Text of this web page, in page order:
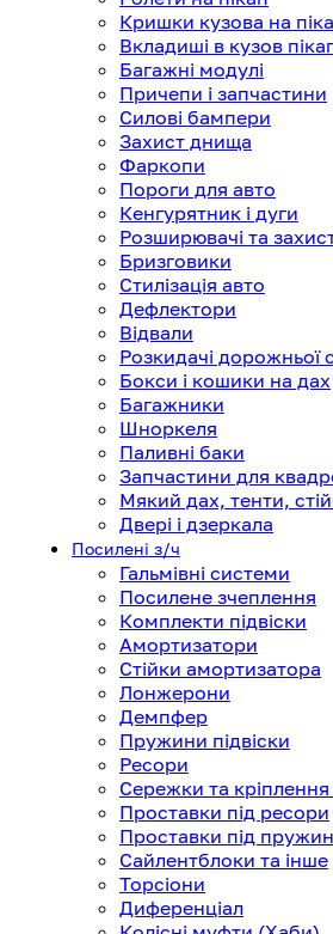
Кришки кузова на
Вкладиші в кузов
Багажні модулі
Причепи і запчастини
Силові бампери
Захист днища
Фаркопи
Пороги для авто
Кенгурятник і дуги
Розширювачі та
Бризговики
Стилізація авто
Дефлектори
Відвали
Розкидачі дорожньої
Бокси і кошики на дах
Багажники
Шноркеля
Паливні баки
Запчастини для
Мякий дах, тенти,
Двері і дзеркала
Посилені з/ч
Гальмівні системи
Посилене зчеплення
Комплекти підвіски
Амортизатори
Стійки амортизатора
Лонжерони
Демпфер
Пружини підвіски
Ресори
Сережки та
Проставки під ресори
Проставки під
Сайлентблоки та інше
Торсіони
Диференціал